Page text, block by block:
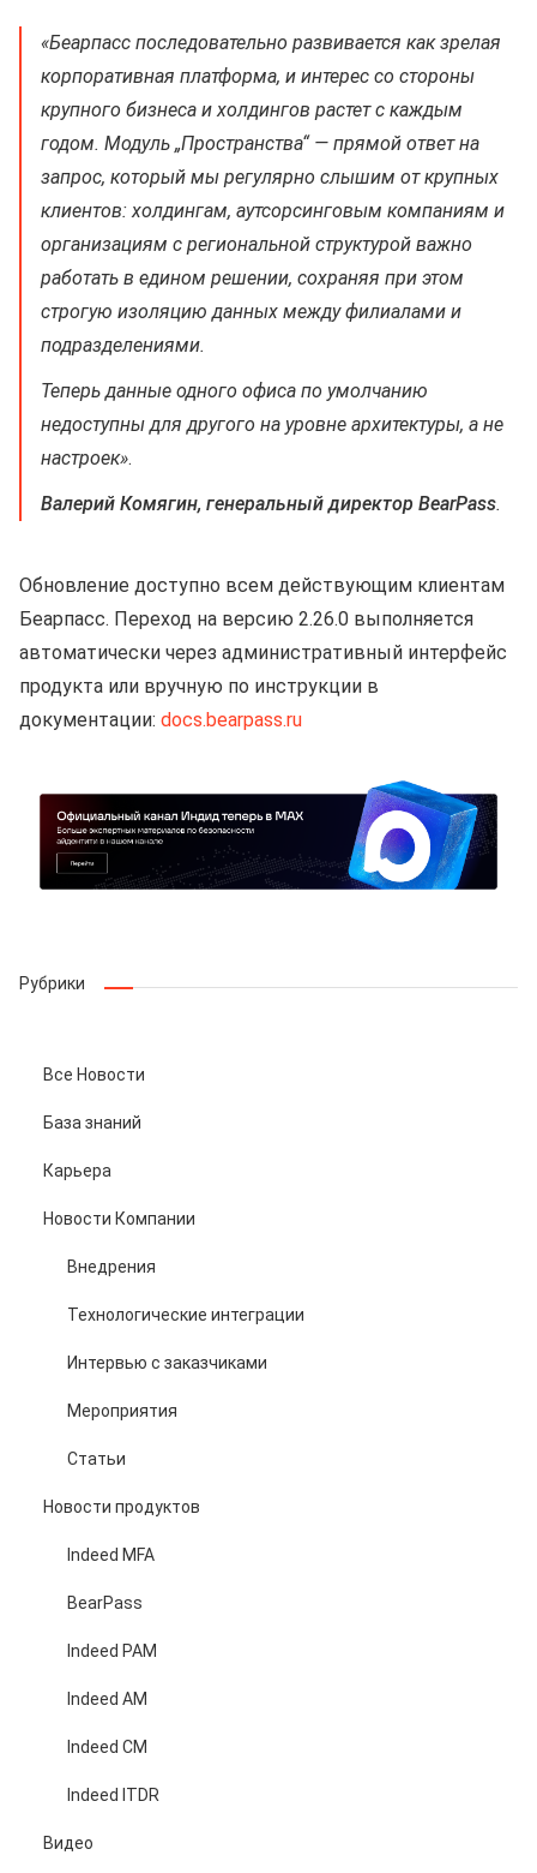
«Беарпасс последовательно развивается как зрелая
корпоративная платформа, и интерес со стороны
крупного бизнеса и холдингов растет с каждым
годом. Модуль „Пространства“ — прямой ответ на
запрос, который мы регулярно слышим от крупных
клиентов: холдингам, аутсорсинговым компаниям и
организациям с региональной структурой важно
работать в едином решении, сохраняя при этом
строгую изоляцию данных между филиалами и
подразделениями.
Теперь данные одного офиса по умолчанию
недоступны для другого на уровне архитектуры, а не
настроек».
Валерий Комягин, генеральный директор BearPass.
Обновление доступно всем действующим клиентам
Беарпасс. Переход на версию 2.26.0 выполняется
автоматически через административный интерфейс
продукта или вручную по инструкции в
документации: docs.bearpass.ru
Рубрики
Все Новости
База знаний
Карьера
Новости Компании
Внедрения
Технологические интеграции
Интервью с заказчиками
Мероприятия
Статьи
Новости продуктов
Indeed MFA
BearPass
Indeed PAM
Indeed AM
Indeed CM
Indeed ITDR
Видео